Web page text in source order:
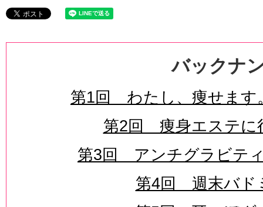
バックナ
第1回 わたし、痩せます
第2回 痩身エステに
第3回 アンチグラビテ
第4回 週末バド